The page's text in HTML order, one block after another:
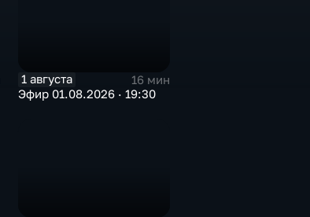
1 августа
16 мин
Эфир 01.08.2026 · 19:30